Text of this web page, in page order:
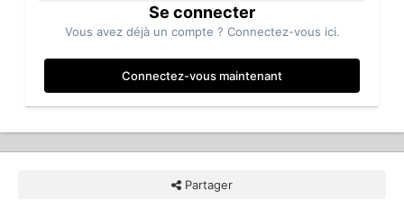
Se connecter
Vous avez déjà un compte ? Connectez-vous ici.
Connectez-vous maintenant
Partager